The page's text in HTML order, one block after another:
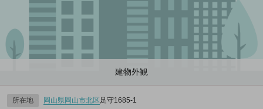
建物外観
所在地 岡山県岡山市北区足守1685‐1